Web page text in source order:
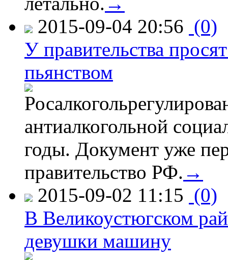
2015-09-04 20:56 (0)
У правительства
пьянством
антиалкогольной
годы. Документ уже
правительство РФ. →
2015-09-02 11:15 (0)
В Великоустюгском
девушки машину